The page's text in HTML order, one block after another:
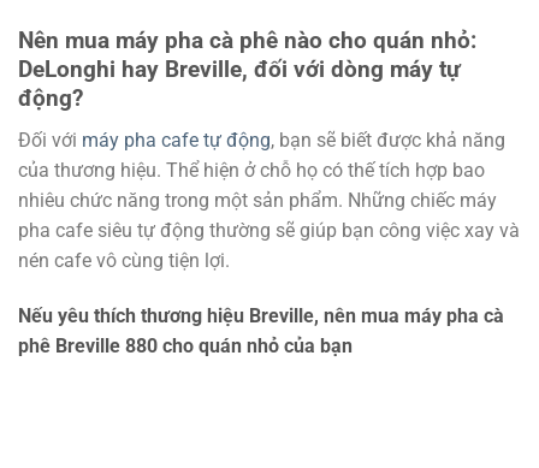
Nên mua máy pha cà phê nào cho quán nhỏ:
DeLonghi hay Breville, đối với dòng máy tự
động?
Đối với máy pha cafe tự động, bạn sẽ biết được khả năng
của thương hiệu. Thể hiện ở chỗ họ có thế tích hợp bao
nhiêu chức năng trong một sản phẩm. Những chiếc máy
pha cafe siêu tự động thường sẽ giúp bạn công việc xay và
nén cafe vô cùng tiện lợi.
Nếu yêu thích thương hiệu Breville, nên mua máy pha cà
phê Breville 880 cho quán nhỏ của bạn